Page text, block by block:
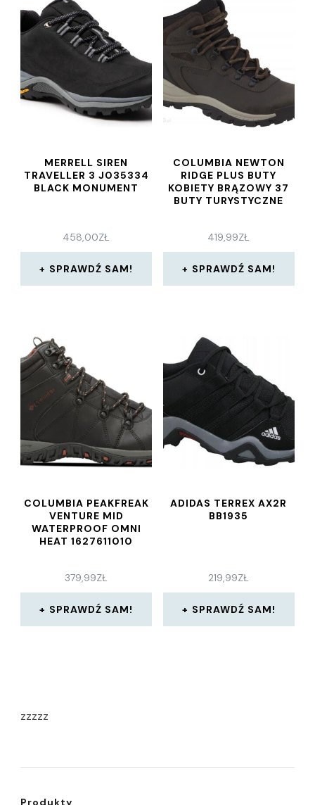
MERRELL SIREN
TRAVELLER 3 J035334
BLACK MONUMENT
458,00ZŁ
SPRAWDŹ SAM!
COLUMBIA NEWTON
RIDGE PLUS BUTY
KOBIETY BRĄZOWY 37
BUTY TURYSTYCZNE
419,99ZŁ
SPRAWDŹ SAM!
COLUMBIA PEAKFREAK
VENTURE MID
WATERPROOF OMNI
HEAT 1627611010
379,99ZŁ
SPRAWDŹ SAM!
ADIDAS TERREX AX2R
BB1935
219,99ZŁ
SPRAWDŹ SAM!
zzzzz
Produkty